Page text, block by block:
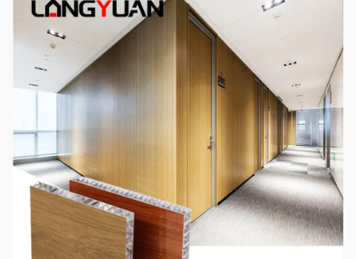
de Panal